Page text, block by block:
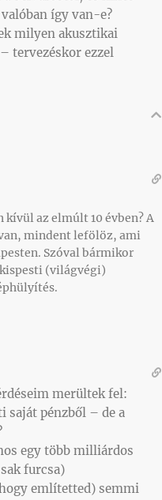
így van-e?
milyen akusztikai
tervezéskor ezzel
az elmúlt 10 évben? A
mindent lefölöz, ami
Szóval bármikor
(világvégi)
merültek fel:
saját pénzből – de a
egy több milliárdos
furcsa)
említetted) semmi